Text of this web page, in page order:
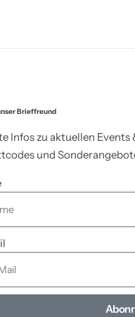
Brieffreund
Infos zu aktuellen Events
und